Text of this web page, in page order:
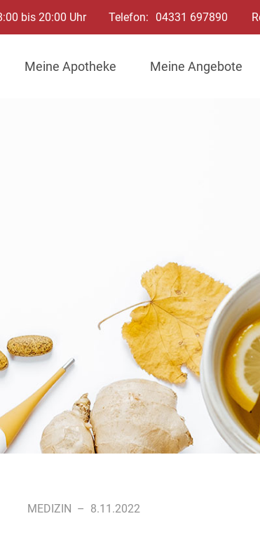
bis 20:00 Uhr Telefon: 04331 697890
Meine Apotheke Meine Angebote
MEDIZIN – 8.11.2022